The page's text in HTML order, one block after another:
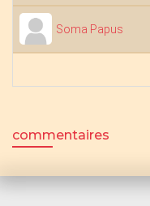
Soma Papus
commentaires